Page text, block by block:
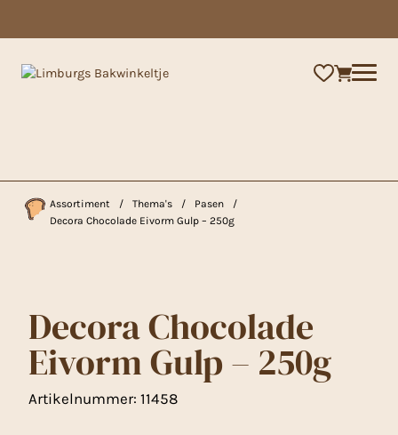
Assortiment / Thema's / Pasen
/
Decora Chocolade Eivorm Gulp – 250g
Decora Chocolade
Eivorm Gulp – 250g
Artikelnummer: 11458